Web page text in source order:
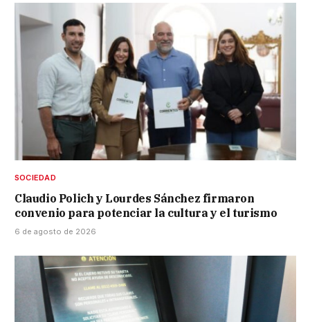
SOCIEDAD
Claudio Polich y Lourdes Sánchez firmaron
convenio para potenciar la cultura y el turismo
6 de agosto de 2026